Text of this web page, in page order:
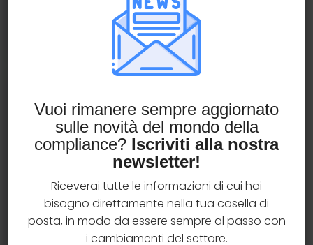
Prenota una consulenza
Case studies
Insurtech
Vuoi rimanere sempre aggiornato
sulle novità del mondo della
compliance? Iscriviti alla nostra
newsletter!
Riceverai tutte le informazioni di cui hai
bisogno direttamente nella tua casella di
posta, in modo da essere sempre al passo con
i cambiamenti del settore.